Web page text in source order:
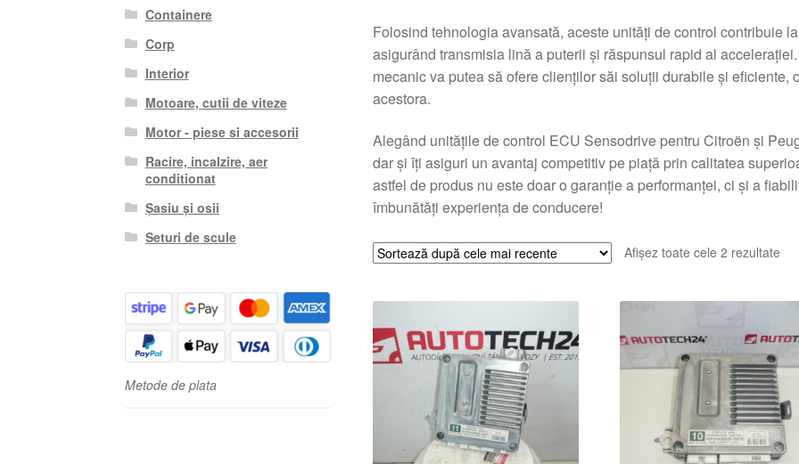
Folosind tehnologia avansată, aceste unități de control contribuie
asigurând transmisia lină a puterii și răspunsul rapid al
mecanic va putea să ofere clienților săi soluții durabile și eficiente,
acestora.
Alegând unitățile de control ECU Sensodrive pentru Citroën și
dar și îți asiguri un avantaj competitiv pe piață prin calitatea
astfel de produs nu este doar o garanție a performanței, ci și a
îmbunătăți experiența de conducere!
Afișez toate cele 2 rezultate
Containere
Corp
Interior
Motoare, cutii de viteze
Motor - piese si accesorii
Racire, incalzire, aer
conditionat
Șasiu și osii
Seturi de scule
Metode de plata